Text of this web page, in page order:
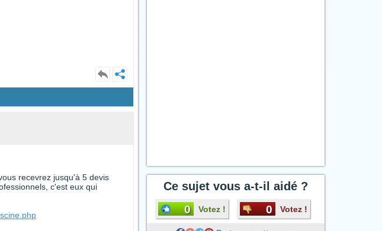
recevrez jusqu'à 5 devis
c'est eux qui
Ce sujet vous a-t-il aidé ?
0 Votez ! 0 Votez !